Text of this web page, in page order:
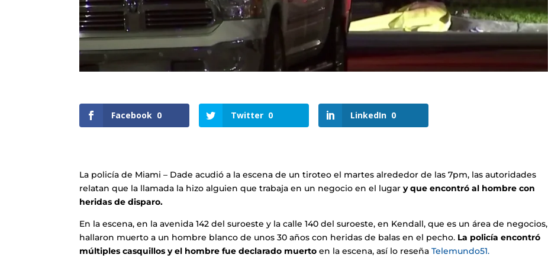
Facebook 0 Twitter 0 LinkedIn 0
La policía de Miami – Dade acudió a la escena de un tiroteo el martes alrededor de las 7pm, las autoridades
relatan que la llamada la hizo alguien que trabaja en un negocio en el lugary que encontró al hombre con
heridas de disparo.
En la escena, en la avenida 142 del suroeste y la calle 140 del suroeste, en Kendall, que es un área de negocios,
hallaron muerto a un hombre blanco de unos 30 años con heridas de balas en el pecho. La policía encontró
múltiples casquillos y el hombre fue declarado muerto en la escena, así lo reseñaTelemundo51.